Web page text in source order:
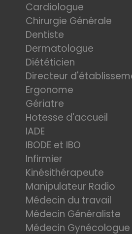
Cardiologue
Chirurgie Générale
Dentiste
Dermatologue
Diététicien
Directeur
Ergonome
Gériatre
Hotesse d'accueil
IADE
IBODE et IBO
Infirmier
Kinésithérapeute
Manipulateur Radio
Médecin du travail
Médecin Généraliste
Médecin Gynécologue